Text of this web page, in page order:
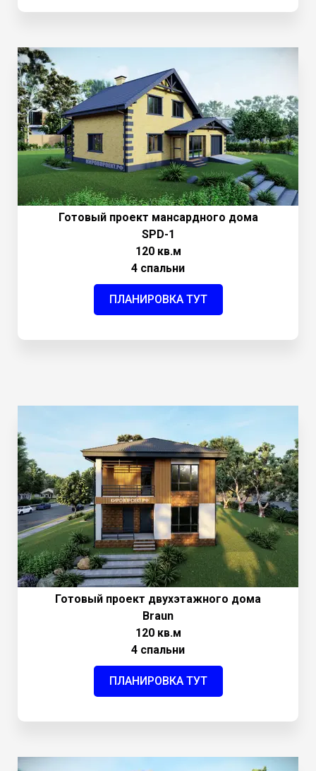
Готовый проект мансардного дома
SPD-1
120 кв.м
4 спальни
ПЛАНИРОВКА ТУТ
Готовый проект двухэтажного дома
Braun
120 кв.м
4 спальни
ПЛАНИРОВКА ТУТ